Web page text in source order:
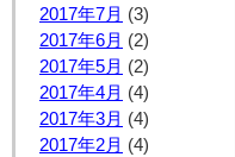
2017年7月 (3)
2017年6月 (2)
2017年5月 (2)
2017年4月 (4)
2017年3月 (4)
2017年2月 (4)